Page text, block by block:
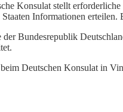
Konsulat stellt
Informationen
Bundesrepublik
Deutschen Konsulat in